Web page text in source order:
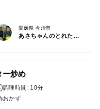
愛媛県 今治市
あさちゃんのとれたて農場
ー炒め
調理時間: 10分
おかず